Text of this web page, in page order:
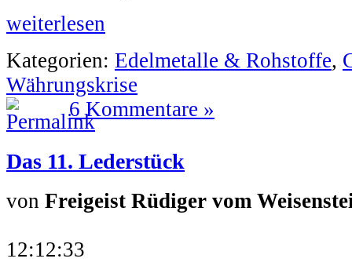
weiterlesen
Kategorien: Edelmetalle & Rohstoffe,
Währungskrise
6 Kommentare »
Das 11. Lederstück
von Freigeist Rüdiger vom
12:12:33